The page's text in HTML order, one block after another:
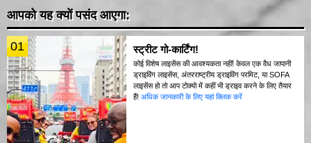
आपको यह क्यों पसंद आएगा:
01 स्ट्रीट गो-कार्टिंग!
कोई विशेष लाइसेंस की आवश्यकता नहीं! केवल एक वैध जापानी
ड्राइविंग लाइसेंस, अंतरराष्ट्रीय ड्राइविंग परमिट, या SOFA
लाइसेंस हो तो आप टोक्यो में कहीं भी ड्राइव करने के लिए तैयार
हैं! अधिक जानकारी के लिए यहां क्लिक करें